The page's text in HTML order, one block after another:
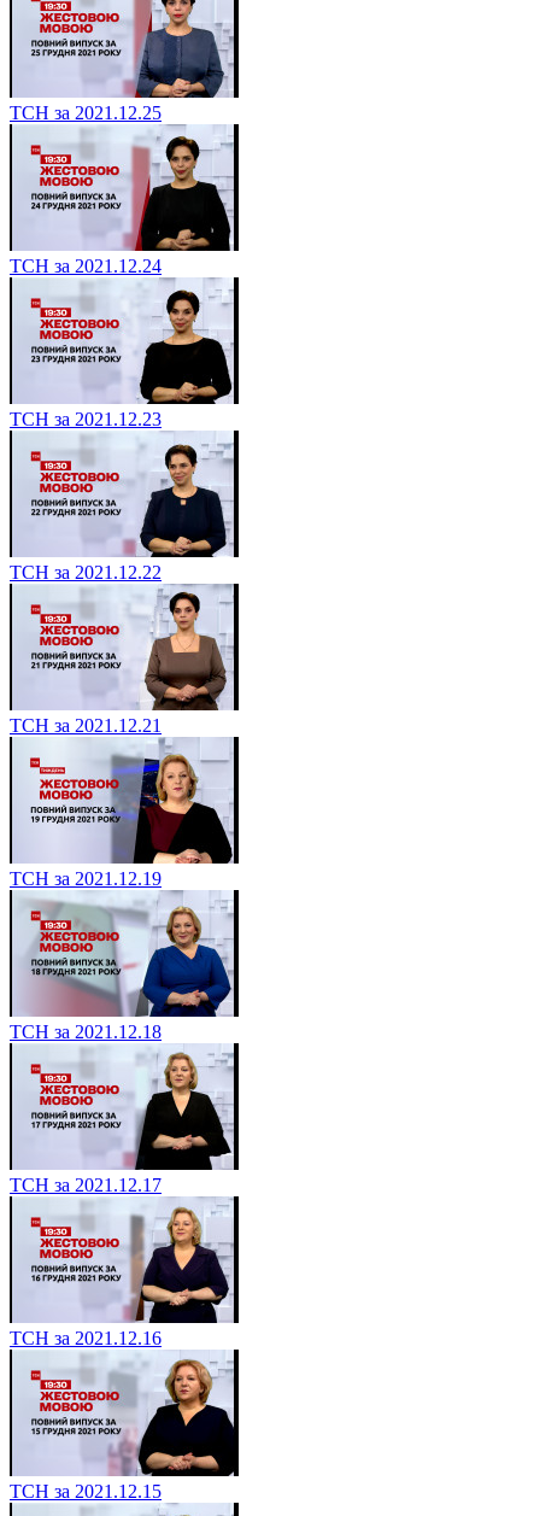
ТСН за 2021.12.25
ТСН за 2021.12.24
ТСН за 2021.12.23
ТСН за 2021.12.22
ТСН за 2021.12.21
ТСН за 2021.12.19
ТСН за 2021.12.18
ТСН за 2021.12.17
ТСН за 2021.12.16
ТСН за 2021.12.15